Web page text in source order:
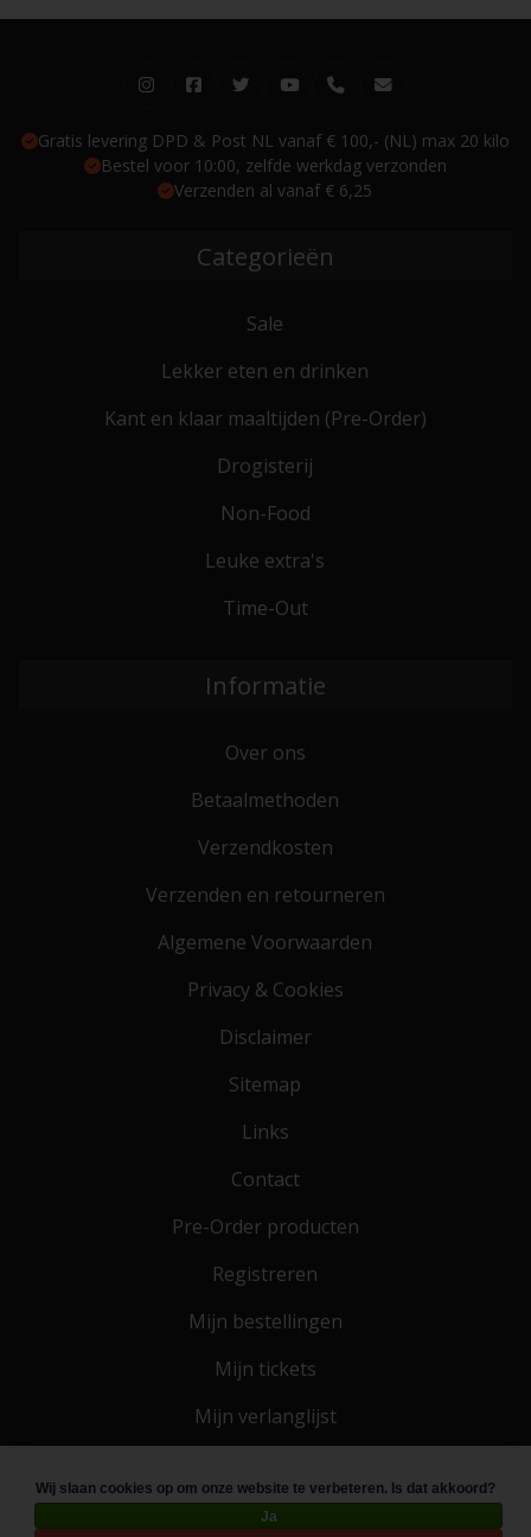
Gratis levering DPD & Post NL vanaf € 100,- (NL) max 20 kilo
Bestel voor 10:00, zelfde werkdag verzonden
Verzenden al vanaf € 6,25
Categorieën
Sale
Lekker eten en drinken
Kant en klaar maaltijden (Pre-Order)
Drogisterij
Non-Food
Leuke extra's
Time-Out
Informatie
Over ons
Betaalmethoden
Verzendkosten
Verzenden en retourneren
Algemene Voorwaarden
Privacy & Cookies
Disclaimer
Sitemap
Links
Contact
Pre-Order producten
Registreren
Mijn bestellingen
Mijn tickets
Mijn verlanglijst
© Copyright 2026 Toko 4 All- Powered byLightspeed
Wij slaan cookies op om onze website te verbeteren. Is dat akkoord?
Ja